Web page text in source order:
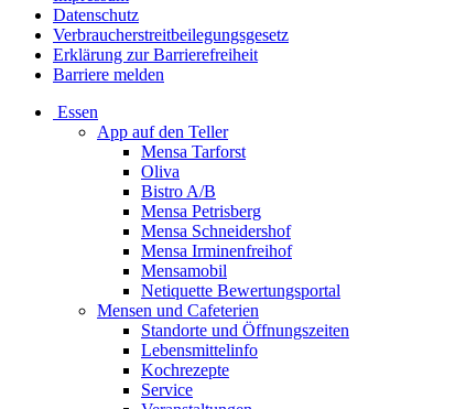
Datenschutz
Verbraucherstreitbeilegungsgesetz
Erklärung zur Barrierefreiheit
Barriere melden
Essen
App auf den Teller
Mensa Tarforst
Oliva
Bistro A/B
Mensa Petrisberg
Mensa Schneidershof
Mensa Irminenfreihof
Mensamobil
Netiquette Bewertungsportal
Mensen und Cafeterien
Standorte und Öffnungszeiten
Lebensmittelinfo
Kochrezepte
Service